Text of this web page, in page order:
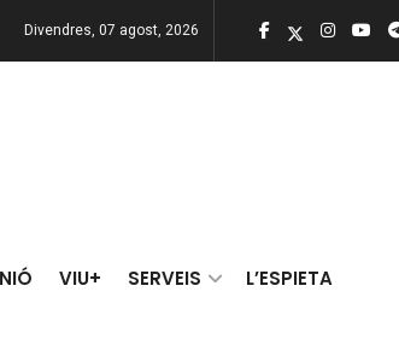
Divendres, 07 agost, 2026
VIU+ SERVEIS L’ESPIETA